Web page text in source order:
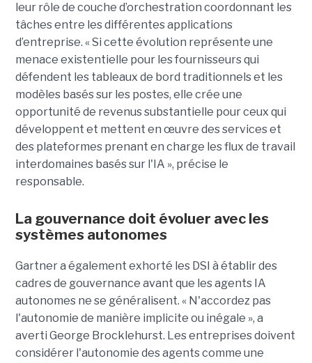
leur rôle de couche d’orchestration coordonnant les
tâches entre les différentes applications
d’entreprise. « Si cette évolution représente une
menace existentielle pour les fournisseurs qui
défendent les tableaux de bord traditionnels et les
modèles basés sur les postes, elle crée une
opportunité de revenus substantielle pour ceux qui
développent et mettent en œuvre des services et
des plateformes prenant en charge les flux de travail
interdomaines basés sur l'IA », précise le
responsable.
La gouvernance doit évoluer avec les
systèmes autonomes
Gartner a également exhorté les DSI à établir des
cadres de gouvernance avant que les agents IA
autonomes ne se généralisent. « N'accordez pas
l'autonomie de manière implicite ou inégale », a
averti George Brocklehurst. Les entreprises doivent
considérer l'autonomie des agents comme une